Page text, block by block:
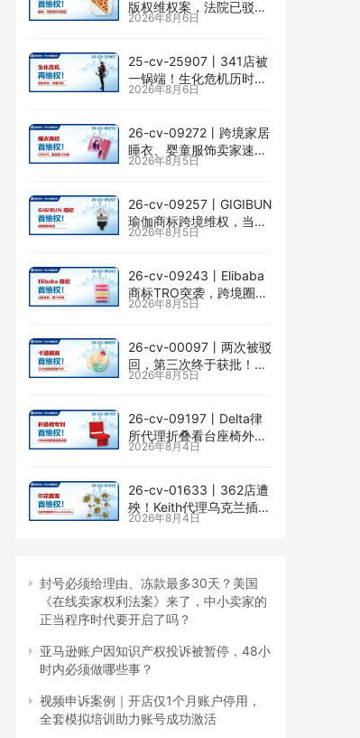
版权维权案，法院已驳回
批量合并，剩余商家不要
2026年8月6日
25-cv-25907㇑341店被
一锅端！生化危机历时半
年TRO传票已发，8月24
2026年8月6日
26-cv-09272㇑跨境家居
睡衣、婴童服饰卖家速自
查CENLYE商标滥用情况
2026年8月5日
26-cv-09257㇑GIGIBUN
瑜伽商标跨境维权，当心
TRO冻结风险
2026年8月5日
26-cv-09243㇑Elibaba
商标TRO突袭，跨境圈内
卷持续升级
2026年8月5日
26-cv-00097㇑两次被驳
回，第三次终于获批！几
乎被遗忘的Senay
全面来袭
2026年8月5日
26-cv-09197㇑Delta律
所代理折叠看台座椅外观
专利维权，11个亚马逊卖
2026年8月4日
26-cv-01633㇑362店遭
殃！Keith代理乌克兰插画
师Elvira Safiullina四款版
2026年8月4日
封号必须给理由、冻款最多30天？美国
《在线卖家权利法案》来了，中小卖家的
正当程序时代要开启了吗？
亚马逊账户因知识产权投诉被暂停，48小
时内必须做哪些事？
视频申诉案例｜开店仅1个月账户停用，
全套模拟培训助力账号成功激活